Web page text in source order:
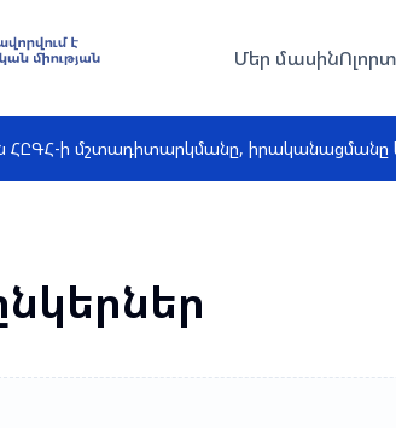
Մեր մասին
ՀԸԳՀ-ի մշտադիտարկմանը, իրականացմանը